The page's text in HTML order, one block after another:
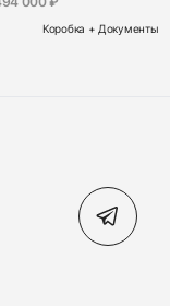
Коробка + Документы